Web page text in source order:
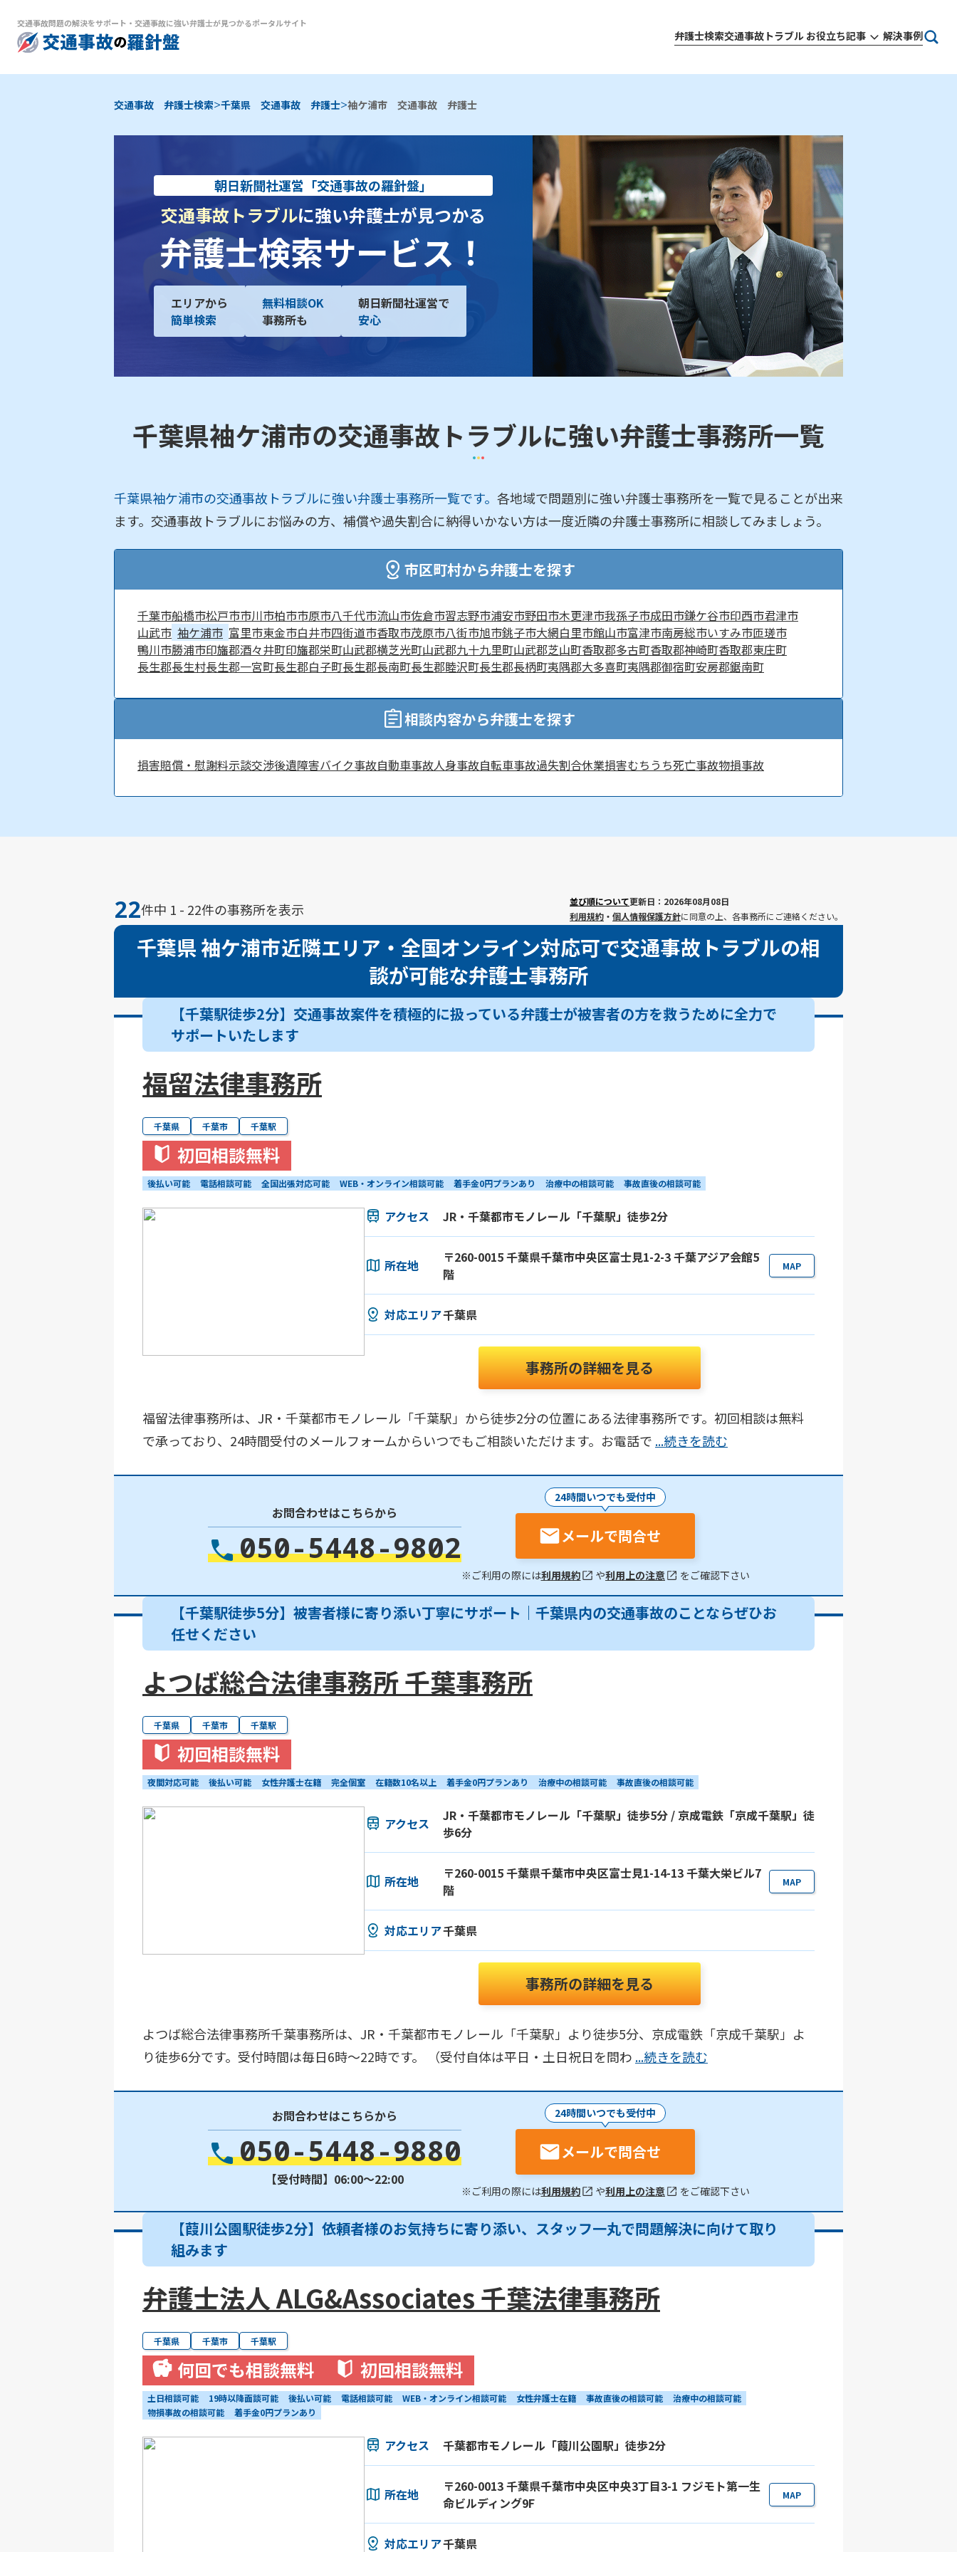
交通事故問題の解決をサポート ・ 交通事故に強い弁護士が見つかるポータルサイト
弁護士検索交通事故トラブル お役立ち記事 解決事例
交通事故 弁護士検索>千葉県 交通事故 弁護士>袖ケ浦市 交通事故 弁護士
朝日新聞社運営「交通事故の羅針盤」
交通事故トラブルに強い弁護士が見つかる
弁護士検索サービス！
エリアから
簡単検索
無料相談OK
事務所も
朝日新聞社運営で
安心
千葉県袖ケ浦市の交通事故トラブルに強い弁護士事務所一覧
千葉県袖ケ浦市の交通事故トラブルに強い弁護士事務所一覧です。 各地域で問題別に強い弁護士事務所を一覧で見ることが出来
ます。交通事故トラブルにお悩みの方、補償や過失割合に納得いかない方は一度近隣の弁護士事務所に相談してみましょう。
市区町村から弁護士を探す
千葉市船橋市松戸市市川市柏市市原市八千代市流山市佐倉市習志野市浦安市野田市木更津市我孫子市成田市鎌ケ谷市印西市君津市
山武市 袖ケ浦市 富里市東金市白井市四街道市香取市茂原市八街市旭市銚子市大網白里市館山市富津市南房総市いすみ市匝瑳市
鴨川市勝浦市印旛郡酒々井町印旛郡栄町山武郡横芝光町山武郡九十九里町山武郡芝山町香取郡多古町香取郡神崎町香取郡東庄町
長生郡長生村長生郡一宮町長生郡白子町長生郡長南町長生郡睦沢町長生郡長柄町夷隅郡大多喜町夷隅郡御宿町安房郡鋸南町
相談内容から弁護士を探す
損害賠償・慰謝料示談交渉後遺障害バイク事故自動車事故人身事故自転車事故過失割合休業損害むちうち死亡事故物損事故
22件中 1 - 22件の事務所を表示 並び順について更新日：2026年08月08日
利用規約 ・ 個人情報保護方針に同意の上、各事務所にご連絡ください。
千葉県 袖ケ浦市近隣エリア・全国オンライン対応可で交通事故トラブルの相
談が可能な弁護士事務所
【千葉駅徒歩2分】交通事故案件を積極的に扱っている弁護士が被害者の方を救うために全力で
サポートいたします
福留法律事務所
千葉県 千葉市 千葉駅
初回相談無料
後払い可能 電話相談可能 全国出張対応可能 WEB・オンライン相談可能 着手金0円プランあり 治療中の相談可能 事故直後の相談可能
アクセス JR・千葉都市モノレール「千葉駅」徒歩2分
所在地
〒260-0015 千葉県千葉市中央区富士見1-2-3 千葉アジア会館5
階
MAP
対応エリア千葉県
事務所の詳細を見る
福留法律事務所は、JR・千葉都市モノレール「千葉駅」から徒歩2分の位置にある法律事務所です。初回相談は無料
で承っており、24時間受付のメールフォームからいつでもご相談いただけます。お電話で ...続きを読む
お問合わせはこちらから
050-5448-9802
24時間いつでも受付中
メールで問合せ
※ご利用の際には利用規約 や利用上の注意 をご確認下さい
【千葉駅徒歩5分】被害者様に寄り添い丁寧にサポート｜千葉県内の交通事故のことならぜひお
任せください
よつば総合法律事務所 千葉事務所
千葉県 千葉市 千葉駅
初回相談無料
夜間対応可能 後払い可能 女性弁護士在籍 完全個室 在籍数10名以上 着手金0円プランあり 治療中の相談可能 事故直後の相談可能
アクセス
JR・千葉都市モノレール「千葉駅」徒歩5分 / 京成電鉄「京成千葉駅」徒
歩6分
所在地
〒260-0015 千葉県千葉市中央区富士見1-14-13 千葉大栄ビル7
階
MAP
対応エリア千葉県
事務所の詳細を見る
よつば総合法律事務所千葉事務所は、JR・千葉都市モノレール「千葉駅」より徒歩5分、京成電鉄「京成千葉駅」よ
り徒歩6分です。受付時間は毎日6時～22時です。 （受付自体は平日・土日祝日を問わ ...続きを読む
お問合わせはこちらから
050-5448-9880
【受付時間】06:00〜22:00
24時間いつでも受付中
メールで問合せ
※ご利用の際には利用規約 や利用上の注意 をご確認下さい
【葭川公園駅徒歩2分】依頼者様のお気持ちに寄り添い、スタッフ一丸で問題解決に向けて取り
組みます
弁護士法人 ALG&Associates 千葉法律事務所
千葉県 千葉市 千葉駅
何回でも相談無料 初回相談無料
土日相談可能 19時以降面談可能 後払い可能 電話相談可能 WEB・オンライン相談可能 女性弁護士在籍 事故直後の相談可能
治療中の相談可能
物損事故の相談可能
着手金0円プランあり
アクセス 千葉都市モノレール「葭川公園駅」徒歩2分
所在地
〒260-0013 千葉県千葉市中央区中央3丁目3-1 フジモト第一生
命ビルディング9F
MAP
対応エリア千葉県